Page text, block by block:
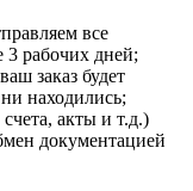
все
3 рабочих дней;
заказ будет
находились;
акты и т.д.)
документацией